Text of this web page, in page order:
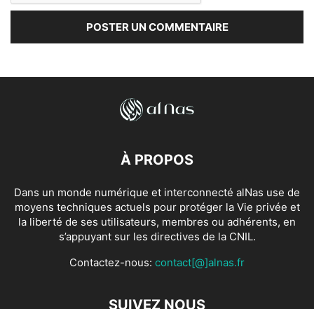
À PROPOS
Dans un monde numérique et interconnecté alNas use de
moyens techniques actuels pour protéger la Vie privée et
la liberté de ses utilisateurs, membres ou adhérents, en
s’appuyant sur les directives de la CNIL.
Contactez-nous: contact[@]alnas.fr
SUIVEZ NOUS